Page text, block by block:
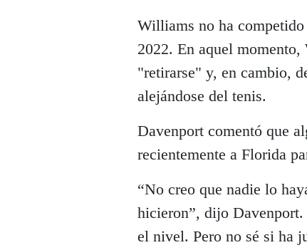
Williams no ha competido
2022. En aquel
"retirarse" y, en cambio,
alejándose del tenis.
Davenport comentó que
recientemente a Florida
“No creo que nadie lo
hicieron”, dijo Davenport.
el nivel. Pero no sé si ha